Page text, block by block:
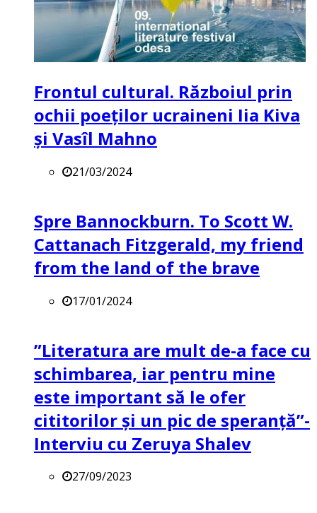
Frontul cultural. Războiul prin
ochii poeților ucraineni Iia Kiva
și Vasîl Mahno
21/03/2024
Spre Bannockburn. To Scott W.
Cattanach Fitzgerald, my friend
from the land of the brave
17/01/2024
”Literatura are mult de-a face cu
schimbarea, iar pentru mine
este important să le ofer
cititorilor și un pic de speranță”-
Interviu cu Zeruya Shalev
27/09/2023